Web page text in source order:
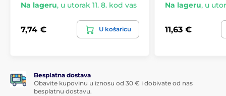
Na lageru, u utorak 11. 8. kod vas
7,74 € U košaricu
Na lageru, u
11,63 €
Besplatna dostava
Obavite kupovinu u iznosu od 30 € i dobivate od nas
besplatnu dostavu.